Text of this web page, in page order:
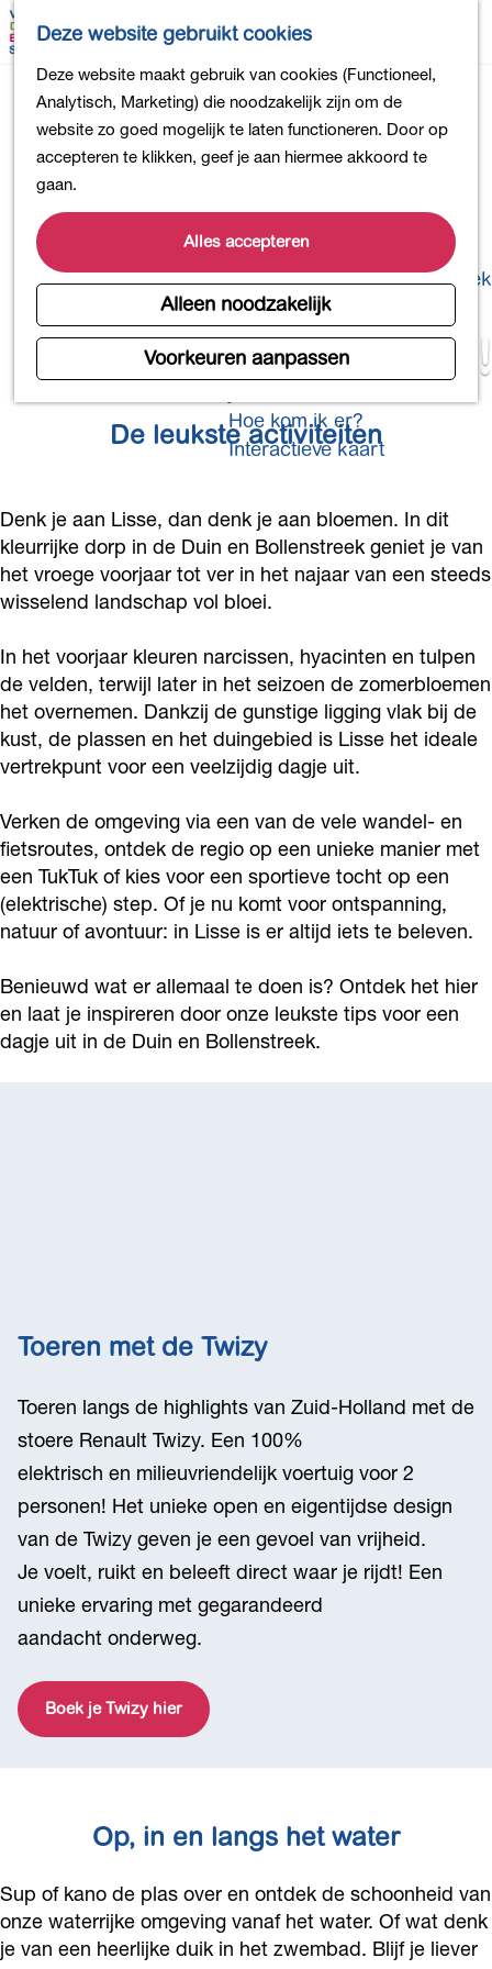
Deze website gebruikt cookies
Deze website maakt gebruik van cookies (Functioneel,
Analytisch, Marketing) die noodzakelijk zijn om de
website zo goed mogelijk te laten functioneren. Door op
accepteren te klikken, geef je aan hiermee akkoord te
gaan.
Alles accepteren
Alleen noodzakelijk
Voorkeuren aanpassen
K
a
r
t
Z
e
k
e
n
e
n
u
Bollen en Bloemen
Uit eten
DB4daagse - Inschrijven
Kinderactiviteiten
De natuur in
Musea en meer
Producten uit de Bollenstreek
Gezond en actief
Overnachten
Hoe kom ik er?
Interactieve kaart
Op pad!
De leukste activiteiten
Denk je aan Lisse, dan denk je aan bloemen. In dit
kleurrijke dorp in de Duin en Bollenstreek geniet je van
het vroege voorjaar tot ver in het najaar van een steeds
wisselend landschap vol bloei.
In het voorjaar kleuren narcissen, hyacinten en tulpen
de velden, terwijl later in het seizoen de zomerbloemen
het overnemen. Dankzij de gunstige ligging vlak bij de
kust, de plassen en het duingebied is Lisse het ideale
vertrekpunt voor een veelzijdig dagje uit.
Verken de omgeving via een van de vele wandel- en
fietsroutes, ontdek de regio op een unieke manier met
een TukTuk of kies voor een sportieve tocht op een
(elektrische) step. Of je nu komt voor ontspanning,
natuur of avontuur: in Lisse is er altijd iets te beleven.
Benieuwd wat er allemaal te doen is? Ontdek het hier
en laat je inspireren door onze leukste tips voor een
dagje uit in de Duin en Bollenstreek.
Toeren met de Twizy
Toeren langs de highlights van Zuid-Holland met de
stoere Renault Twizy. Een 100%
elektrisch en milieuvriendelijk voertuig voor 2
personen! Het unieke open en eigentijdse design
van de Twizy geven je een gevoel van vrijheid.
Je voelt, ruikt en beleeft direct waar je rijdt! Een
unieke ervaring met gegarandeerd
aandacht onderweg.
Boek je Twizy hier
Op, in en langs het water
Sup of kano de plas over en ontdek de schoonheid van
onze waterrijke omgeving vanaf het water. Of wat denk
je van een heerlijke duik in het zwembad. Blijf je liever